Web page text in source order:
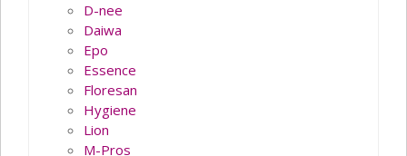
D-nee
Daiwa
Epo
Essence
Floresan
Hygiene
Lion
M-Pros